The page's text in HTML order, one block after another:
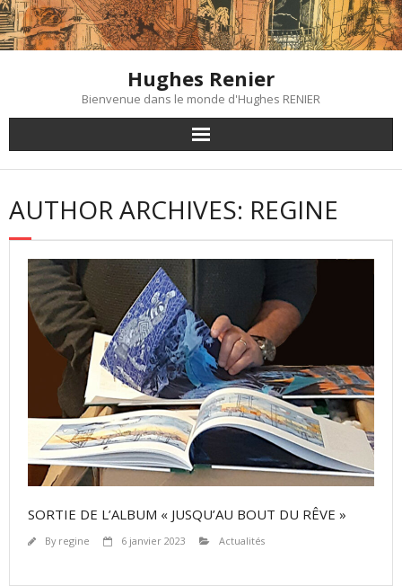
Skip
to
content
Hughes Renier
Bienvenue dans le monde d'Hughes RENIER
AUTHOR ARCHIVES: REGINE
SORTIE DE L’ALBUM « JUSQU’AU BOUT DU RÊVE »
By regine 6 janvier 2023 Actualités